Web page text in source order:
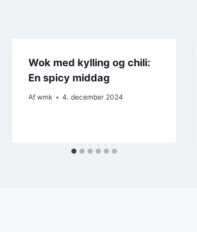
Wok med kylling og chili:
En spicy middag
Af wmk 4. december 2024